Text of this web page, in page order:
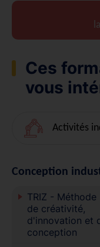
Ces
vous
Activités
Conception
TRIZ - Méthode
de créativité,
d'innovation et
conception